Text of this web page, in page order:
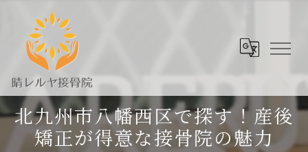
北九州市八幡西区で探す！産後
矯正が得意な接骨院の魅力